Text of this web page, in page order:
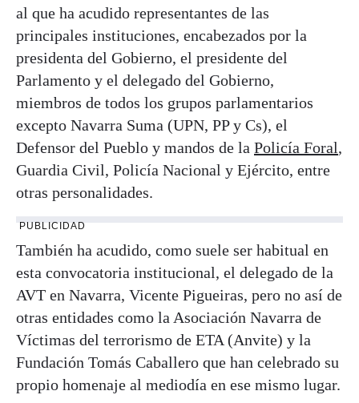
al que ha acudido representantes de las
principales instituciones, encabezados por la
presidenta del Gobierno, el presidente del
Parlamento y el delegado del Gobierno,
miembros de todos los grupos parlamentarios
excepto Navarra Suma (UPN, PP y Cs), el
Defensor del Pueblo y mandos de la Policía Foral,
Guardia Civil, Policía Nacional y Ejército, entre
otras personalidades.
PUBLICIDAD
También ha acudido, como suele ser habitual en
esta convocatoria institucional, el delegado de la
AVT en Navarra, Vicente Pigueiras, pero no así de
otras entidades como la Asociación Navarra de
Víctimas del terrorismo de ETA (Anvite) y la
Fundación Tomás Caballero que han celebrado su
propio homenaje al mediodía en ese mismo lugar.